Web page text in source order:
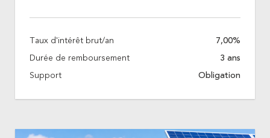
Taux d'intérêt brut/an 7,00%
Durée de remboursement 3 ans
Support Obligation